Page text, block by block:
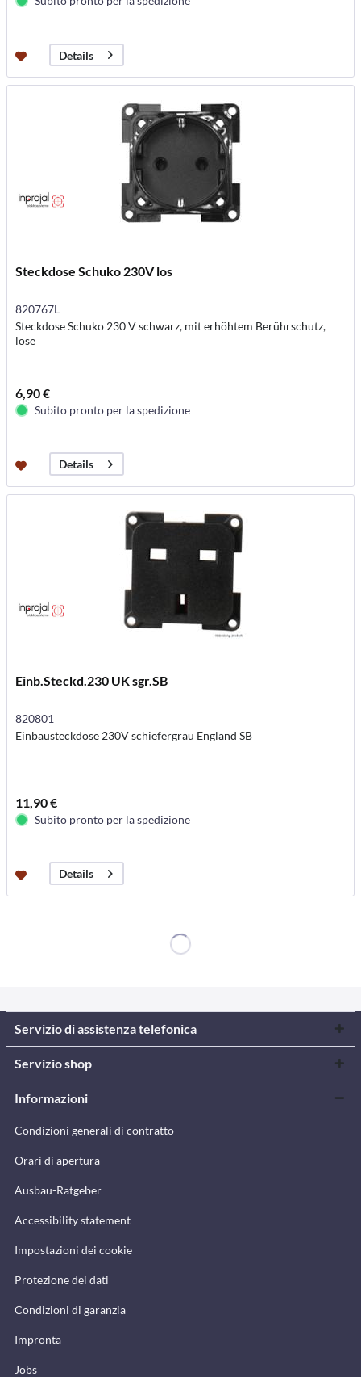
Details
Steckdose Schuko 230V los
820767L
Steckdose Schuko 230 V schwarz, mit erhöhtem Berührschutz,
lose
6,90 €
Subito pronto per la spedizione
Details
Einb.Steckd.230 UK sgr.SB
820801
Einbausteckdose 230V schiefergrau England SB
11,90 €
Subito pronto per la spedizione
Details
Servizio di assistenza telefonica
Servizio shop
Informazioni
Condizioni generali di contratto
Orari di apertura
Ausbau-Ratgeber
Accessibility statement
Impostazioni dei cookie
Protezione dei dati
Condizioni di garanzia
Impronta
Jobs